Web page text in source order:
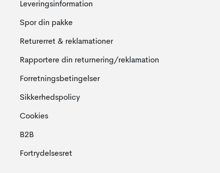
Leveringsinformation
Spor din pakke
Returerret & reklamationer
Rapportere din returnering/reklamation
Forretningsbetingelser
Sikkerhedspolicy
Cookies
B2B
Fortrydelsesret